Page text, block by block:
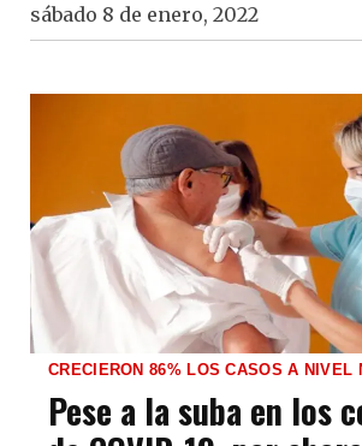
sábado 8 de enero, 2022
CRECIERON 86% LOS CASOS A NIVEL
Pese a la suba en los